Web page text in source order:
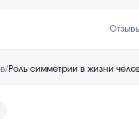
/ Роль симметрии в жизни